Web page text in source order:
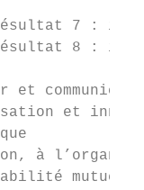
7 :
8 :
et
et
à